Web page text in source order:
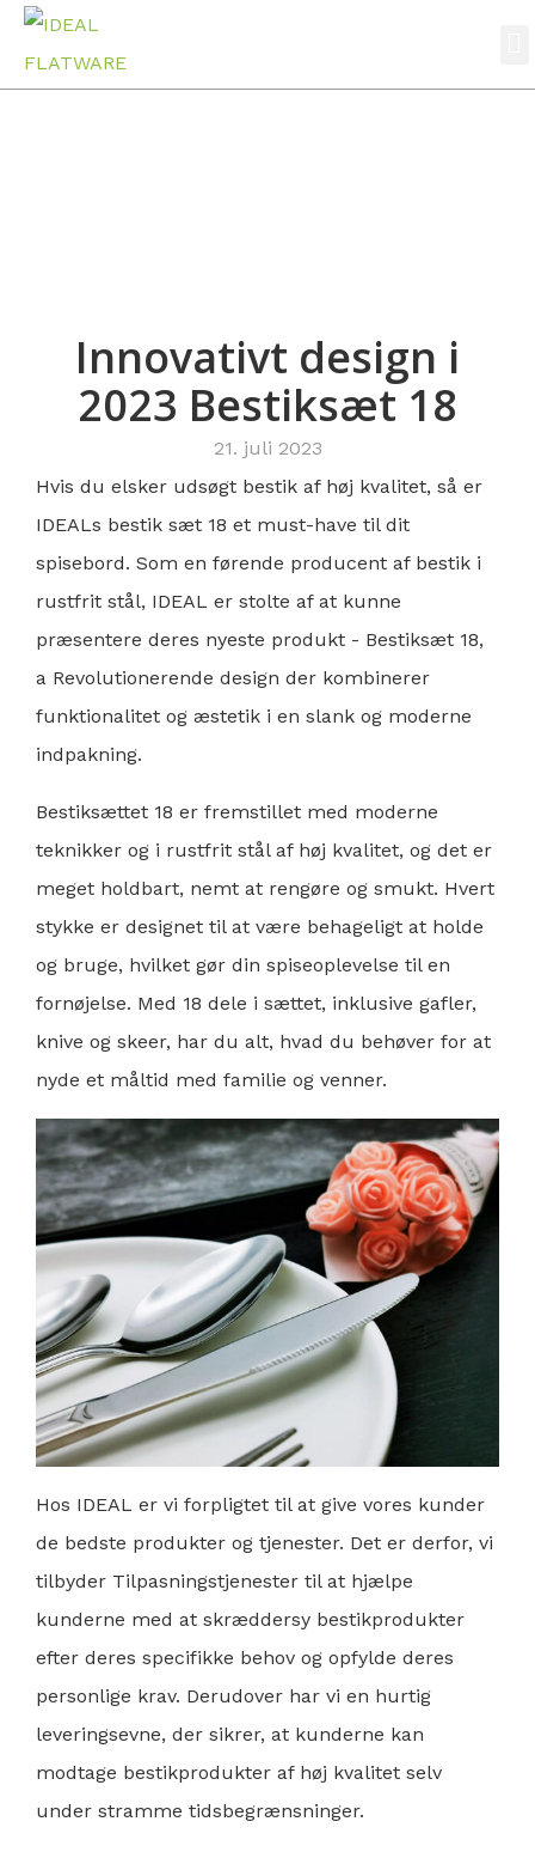
Innovativt design i
2023 Bestiksæt 18
21. juli 2023
Hvis du elsker udsøgt bestik af høj kvalitet, så er
IDEALs bestik sæt 18 et must-have til dit
spisebord. Som en førende producent af bestik i
rustfrit stål, IDEAL er stolte af at kunne
præsentere deres nyeste produkt - Bestiksæt 18,
a Revolutionerende design der kombinerer
funktionalitet og æstetik i en slank og moderne
indpakning.
Bestiksættet 18 er fremstillet med moderne
teknikker og i rustfrit stål af høj kvalitet, og det er
meget holdbart, nemt at rengøre og smukt. Hvert
stykke er designet til at være behageligt at holde
og bruge, hvilket gør din spiseoplevelse til en
fornøjelse. Med 18 dele i sættet, inklusive gafler,
knive og skeer, har du alt, hvad du behøver for at
nyde et måltid med familie og venner.
Hos IDEAL er vi forpligtet til at give vores kunder
de bedste produkter og tjenester. Det er derfor, vi
tilbyder Tilpasningstjenester til at hjælpe
kunderne med at skræddersy bestikprodukter
efter deres specifikke behov og opfylde deres
personlige krav. Derudover har vi en hurtig
leveringsevne, der sikrer, at kunderne kan
modtage bestikprodukter af høj kvalitet selv
under stramme tidsbegrænsninger.